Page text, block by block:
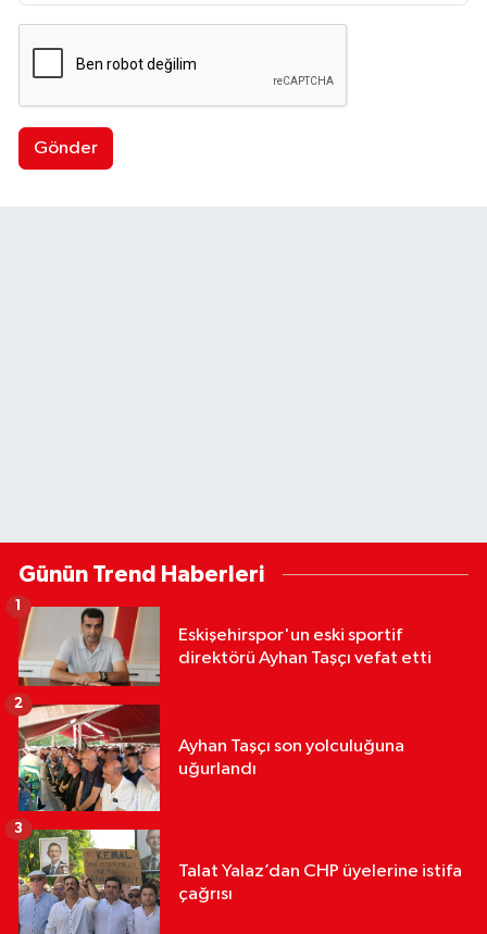
Gönder
Günün Trend Haberleri
Eskişehirspor'un eski sportif
direktörü Ayhan Taşçı vefat etti
Ayhan Taşçı son yolculuğuna
uğurlandı
2
Talat Yalaz’dan CHP üyelerine istifa
çağrısı
3